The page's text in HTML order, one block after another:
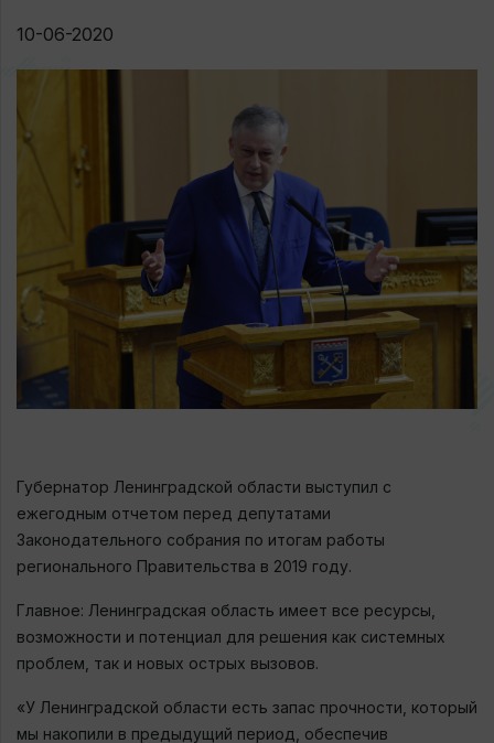
10-06-2020
Губернатор Ленинградской области выступил с
ежегодным отчетом перед депутатами
Законодательного собрания по итогам работы
регионального Правительства в 2019 году.
Главное: Ленинградская область имеет все ресурсы,
возможности и потенциал для решения как системных
проблем, так и новых острых вызовов.
«У Ленинградской области есть запас прочности, который
мы накопили в предыдущий период, обеспечив